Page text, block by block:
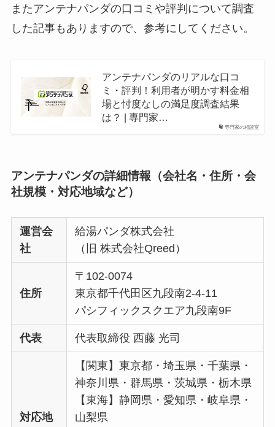
またアンテナパンダの口コミや評判について調査
した記事もありますので、参考にしてください。
専門家の相談室
アンテナパンダのリアルな口コ
ミ・評判！利用者が明かす料金相
場と忖度なしの満足度調査結果
は？ | 専門家…
アンテナパンダの詳細情報（会社名・住所・会
社規模・対応地域など）
運営会
社
給湯パンダ株式会社
（旧 株式会社Qreed）
住所
〒102-0074
東京都千代田区九段南2-4-11
パシフィックスクエア九段南9F
代表 代表取締役 西藤 光司
対応地
【関東】東京都・埼玉県・千葉県・
神奈川県・群馬県・茨城県・栃木県
【東海】静岡県・愛知県・岐阜県・
山梨県